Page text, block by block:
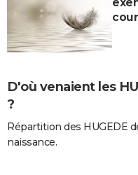
D'où venaient les
?
Répartition des HUGEDE
naissance.